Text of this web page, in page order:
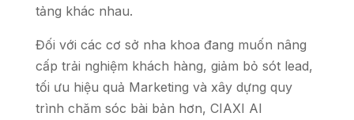
tảng khác nhau.
Đối với các cơ sở nha khoa đang muốn nâng
cấp trải nghiệm khách hàng, giảm bỏ sót lead,
tối ưu hiệu quả Marketing và xây dựng quy
trình chăm sóc bài bản hơn, CIAXI AI